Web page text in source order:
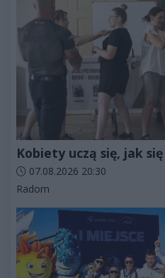
Kobiety uczą się, jak
Data dodania artykułu:
07.08.2026 20:30
Kategorie artykułu:
Radom